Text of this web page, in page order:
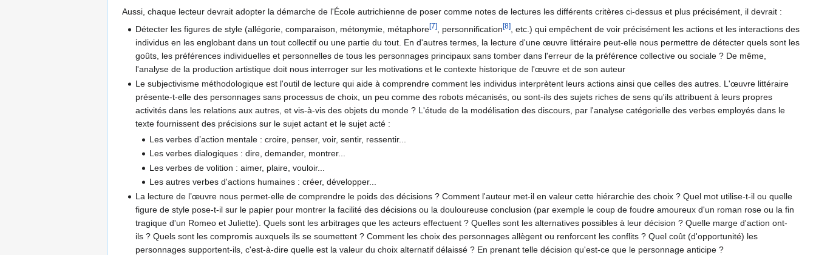
Aussi, chaque lecteur devrait adopter la démarche de l'École autrichienne de poser comme notes de lectures les différents critères ci-dessus et plus précisément, il devrait :
Détecter les figures de style (allégorie, comparaison, métonymie, métaphore[7], personnification[8], etc.) qui empêchent de voir précisément les actions et les interactions des
individus en les englobant dans un tout collectif ou une partie du tout. En d'autres termes, la lecture d'une œuvre littéraire peut-elle nous permettre de détecter quels sont les
goûts, les préférences individuelles et personnelles de tous les personnages principaux sans tomber dans l'erreur de la préférence collective ou sociale ? De même,
l'analyse de la production artistique doit nous interroger sur les motivations et le contexte historique de l'œuvre et de son auteur
Le subjectivisme méthodologique est l'outil de lecture qui aide à comprendre comment les individus interprètent leurs actions ainsi que celles des autres. L'œuvre littéraire
présente-t-elle des personnages sans processus de choix, un peu comme des robots mécanisés, ou sont-ils des sujets riches de sens qu'ils attribuent à leurs propres
activités dans les relations aux autres, et vis-à-vis des objets du monde ? L'étude de la modélisation des discours, par l'analyse catégorielle des verbes employés dans le
texte fournissent des précisions sur le sujet actant et le sujet acté :
Les verbes d’action mentale : croire, penser, voir, sentir, ressentir...
Les verbes dialogiques : dire, demander, montrer...
Les verbes de volition : aimer, plaire, vouloir...
Les autres verbes d'actions humaines : créer, développer...
La lecture de l’œuvre nous permet-elle de comprendre le poids des décisions ? Comment l'auteur met-il en valeur cette hiérarchie des choix ? Quel mot utilise-t-il ou quelle
figure de style pose-t-il sur le papier pour montrer la facilité des décisions ou la douloureuse conclusion (par exemple le coup de foudre amoureux d'un roman rose ou la fin
tragique d'un Romeo et Juliette). Quels sont les arbitrages que les acteurs effectuent ? Quelles sont les alternatives possibles à leur décision ? Quelle marge d'action ont-
ils ? Quels sont les compromis auxquels ils se soumettent ? Comment les choix des personnages allègent ou renforcent les conflits ? Quel coût (d'opportunité) les
personnages supportent-ils, c'est-à-dire quelle est la valeur du choix alternatif délaissé ? En prenant telle décision qu'est-ce que le personnage anticipe ?